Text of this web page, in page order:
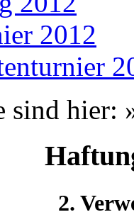
2012
sind hier:
2.